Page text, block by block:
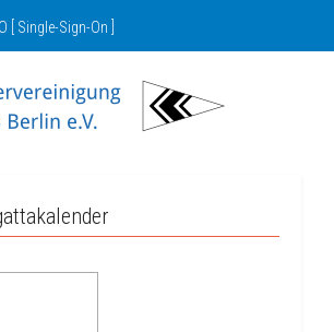
[ Single-Sign-On ]